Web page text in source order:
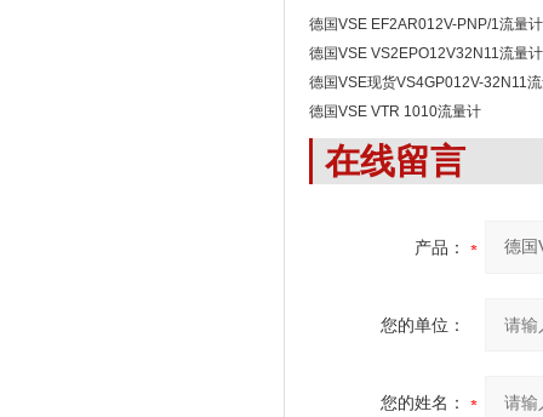
德国VSE EF2AR012V-PNP/1流量计
德国VSE VS2EPO12V32N11流量计
德国VSE现货VS4GP012V-32N11
德国VSE VTR 1010流量计
在线留言
产品：
您的单位：
您的姓名：